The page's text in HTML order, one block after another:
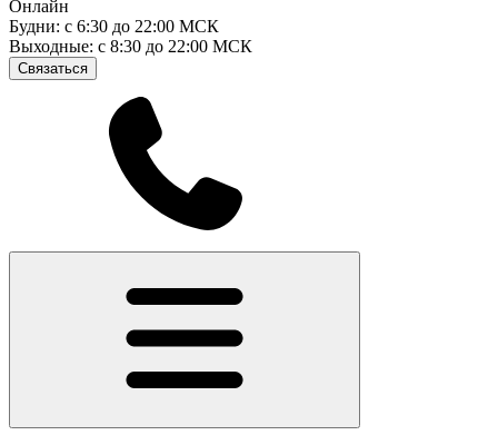
Онлайн
Будни: с 6:30 до 22:00 МСК
Выходные: с 8:30 до 22:00 МСК
Связаться